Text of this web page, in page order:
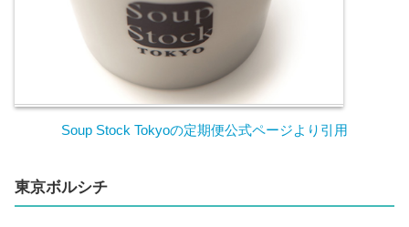
Soup Stock Tokyoの定期便公式ページより引用
東京ボルシチ